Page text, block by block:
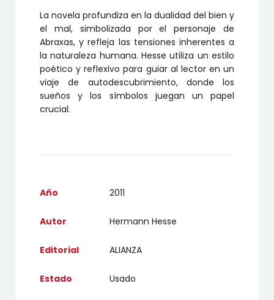
La novela profundiza en la dualidad del bien y
el mal, simbolizada por el personaje de
Abraxas, y refleja las tensiones inherentes a
la naturaleza humana. Hesse utiliza un estilo
poético y reflexivo para guiar al lector en un
viaje de autodescubrimiento, donde los
sueños y los símbolos juegan un papel
crucial.
Año 2011
Autor Hermann Hesse
Editorial ALIANZA
Estado Usado